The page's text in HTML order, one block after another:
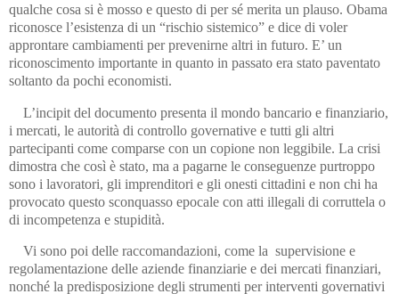
qualche cosa si è mosso e questo di per sé merita un plauso. Obama
riconosce l’esistenza di un “rischio sistemico” e dice di voler
approntare cambiamenti per prevenirne altri in futuro. E’ un
riconoscimento importante in quanto in passato era stato paventato
soltanto da pochi economisti.
L’incipit del documento presenta il mondo bancario e finanziario,
i mercati, le autorità di controllo governative e tutti gli altri
partecipanti come comparse con un copione non leggibile. La crisi
dimostra che così è stato, ma a pagarne le conseguenze purtroppo
sono i lavoratori, gli imprenditori e gli onesti cittadini e non chi ha
provocato questo sconquasso epocale con atti illegali di corruttela o
di incompetenza e stupidità.
Vi sono poi delle raccomandazioni, come la supervisione e
regolamentazione delle aziende finanziarie e dei mercati finanziari,
nonché la predisposizione degli strumenti per interventi governativi